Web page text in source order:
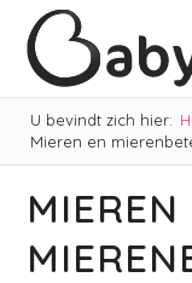
U bevindt zich hier:
Mieren en
MIEREN